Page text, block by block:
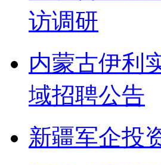
访调研
内蒙古伊利
域招聘公告
新疆军企投